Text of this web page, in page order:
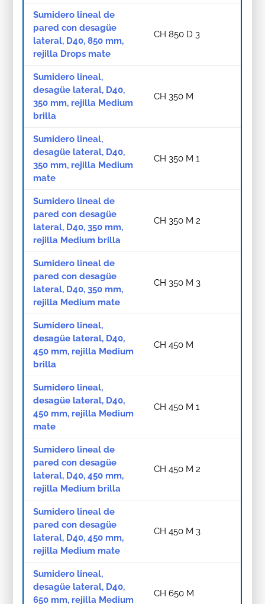
Sumidero lineal de
pared con desagüe
lateral, D40, 850 mm,
rejilla Drops mate
CH 850 D 3
Sumidero lineal,
desagüe lateral, D40,
350 mm, rejilla Medium
brilla
CH 350 M
Sumidero lineal,
desagüe lateral, D40,
350 mm, rejilla Medium
mate
CH 350 M 1
Sumidero lineal de
pared con desagüe
lateral, D40, 350 mm,
rejilla Medium brilla
CH 350 M 2
Sumidero lineal de
pared con desagüe
lateral, D40, 350 mm,
rejilla Medium mate
CH 350 M 3
Sumidero lineal,
desagüe lateral, D40,
450 mm, rejilla Medium
brilla
CH 450 M
Sumidero lineal,
desagüe lateral, D40,
450 mm, rejilla Medium
mate
CH 450 M 1
Sumidero lineal de
pared con desagüe
lateral, D40, 450 mm,
rejilla Medium brilla
CH 450 M 2
Sumidero lineal de
pared con desagüe
lateral, D40, 450 mm,
rejilla Medium mate
CH 450 M 3
Sumidero lineal,
desagüe lateral, D40,
650 mm, rejilla Medium
CH 650 M